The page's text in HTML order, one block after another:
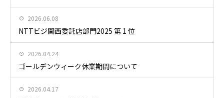
2026.06.08
NTTビジ関西委託店部門2025 第 1 位
2026.04.24
ゴールデンウィーク休業期間について
2026.04.17